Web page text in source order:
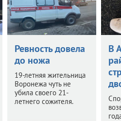
Ревность довела
до ножа
19-летняя жительница
Воронежа чуть не
убила своего 21-
летнего сожителя.
В